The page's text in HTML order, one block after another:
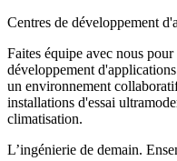
Centres de développement
Faites équipe avec nous
développement
un environnement
installations d'essai
climatisation.
L’ingénierie de demain.